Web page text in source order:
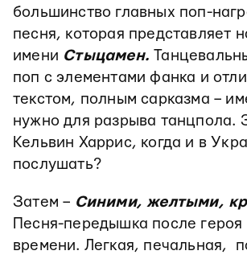
большинство главных поп-
песня, которая представляет
имени Стыцамен.
поп с элементами фанка и
текстом, полным сарказма –
нужно для разрыва танцпола.
Кельвин Харрис, когда и в
послушать?
Затем – Синими, желтыми,
Песня-передышка после героя
времени. Легкая, печальная,